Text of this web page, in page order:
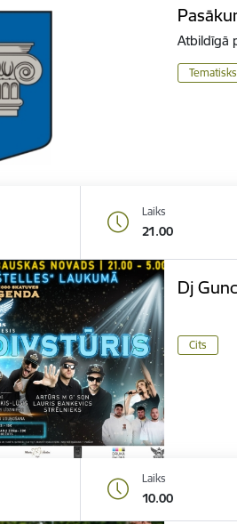
Atbildīgā
Laiks
21.00
Dj
Cits
Laiks
10.00